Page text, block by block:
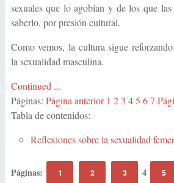
sexuales que lo agobian y de los que
saberlo, por presión cultural.
Como vemos, la cultura sigue
la sexualidad masculina.
Continued ...
Páginas: Página anterior 1 2 3 45 6 7
Tabla de contenidos:
Reflexiones sobre la sexualidad
Páginas: 1 2 3 4 5